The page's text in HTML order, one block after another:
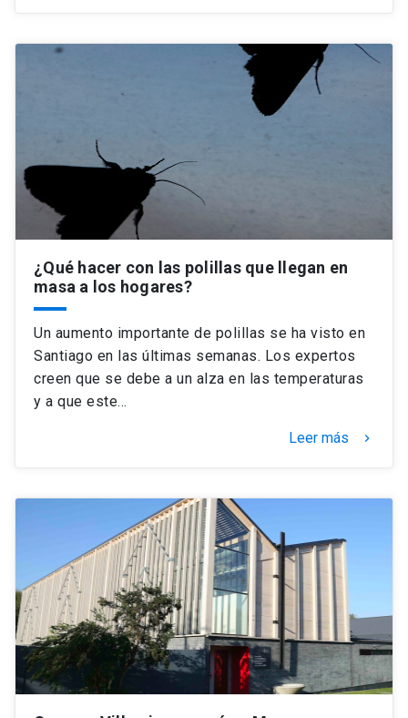
¿Qué hacer con las polillas que llegan en
masa a los hogares?
Un aumento importante de polillas se ha visto en
Santiago en las últimas semanas. Los expertos
creen que se debe a un alza en las temperaturas
y a que este…
Leer más keyboard_arrow_right